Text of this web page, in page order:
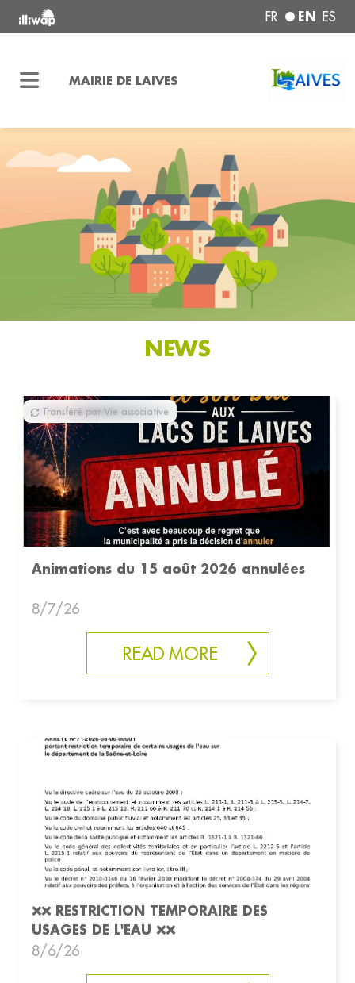
FR EN ES
MAIRIE DE LAIVES
NEWS
Transféré par Vie associative
Animations du 15 août 2026 annulées
8/7/26
READ MORE
❌❌ RESTRICTION TEMPORAIRE DES
USAGES DE L'EAU ❌❌
8/6/26